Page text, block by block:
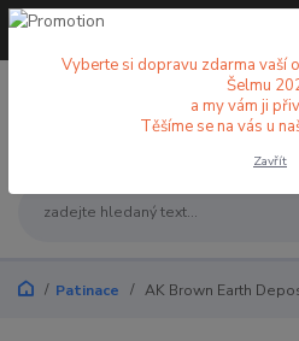
+420 773 998 582
Patinace AK Brown Earth
Vyberte si dopravu zdarma vaší
Šelmu
a my vám ji
Těšíme se na vás u
Zavřít